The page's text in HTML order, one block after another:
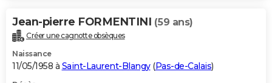
Jean-pierre FORMENTINI (59 ans)
Créer une cagnotte obsèques
Naissance
11/05/1958 à Saint-Laurent-Blangy(Pas-de-Calais)